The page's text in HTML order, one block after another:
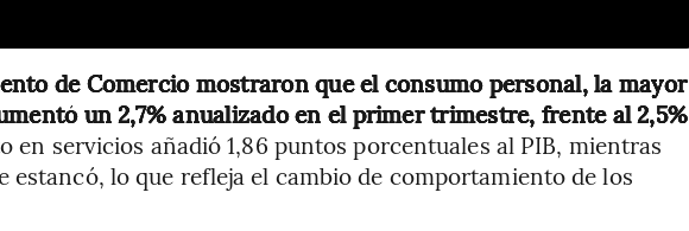
de Comercio mostraron que el consumo personal, la mayor
un 2,7% anualizado en el primer trimestre, frente al 2,5%
en servicios añadió 1,86 puntos porcentuales al PIB, mientras
estancó, lo que refleja el cambio de comportamiento de los